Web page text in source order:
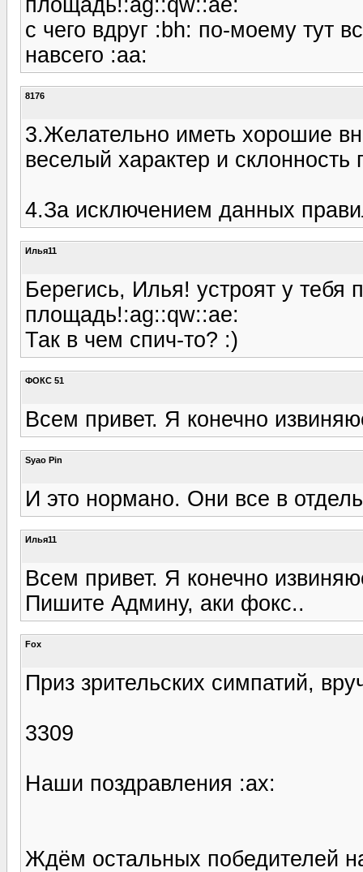
с чего вдруг :bh: по-моему тут
навсего :aa:
8176
3.Желательно иметь хорошие
веселый характер и склонность
4.За исключением данных
Илья11
Берегись, Илья! устроят у тебя
площадь!:ag::qw::ae:
Так в чем спич-то? :)
ФОКС 51
Всем привет. Я конечно
Syao Pin
И это нормано. Они все в
Илья11
Всем привет. Я конечно
Пишите Админу, аки фокс..
Fox
Приз зрительских симпатий,
3309
Наши поздравления :ax:
Ждём остальных победителей